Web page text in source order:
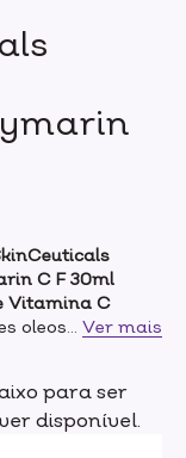
C F 30ml
Vitamina C
oleosas eVer mais
para ser
disponível.